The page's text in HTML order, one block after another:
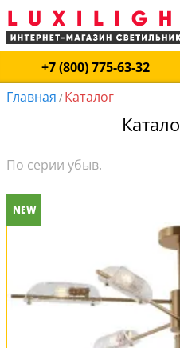
+7 (800) 775-63-32
Главная / Каталог
NEW